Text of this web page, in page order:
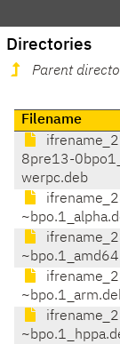
Directories
Parent
Filename
8pre13-
werpc.deb